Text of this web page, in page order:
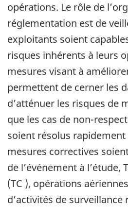
opérations. Le rôle de
réglementation est de
exploitants soient
risques inhérents à leurs
mesures visant à
permettent de cerner les
d’atténuer les risques de
que les cas de non-
soient résolus rapidement
mesures correctives
de l’événement à l’étude,
(TC ), opérations
d’activités de surveillance